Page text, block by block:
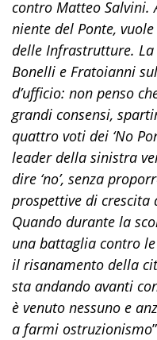
contro Matteo Salvini.
niente del Ponte,
delle Infrastrutture.
Bonelli e Fratoianni
d’ufficio: non penso
grandi consensi,
quattro voti dei ‘No
leader della sinistra
dire ‘no’, senza
prospettive di
Quando durante la
una battaglia contro
il risanamento della
sta andando avanti
è venuto nessuno e
a farmi ostruzionismo